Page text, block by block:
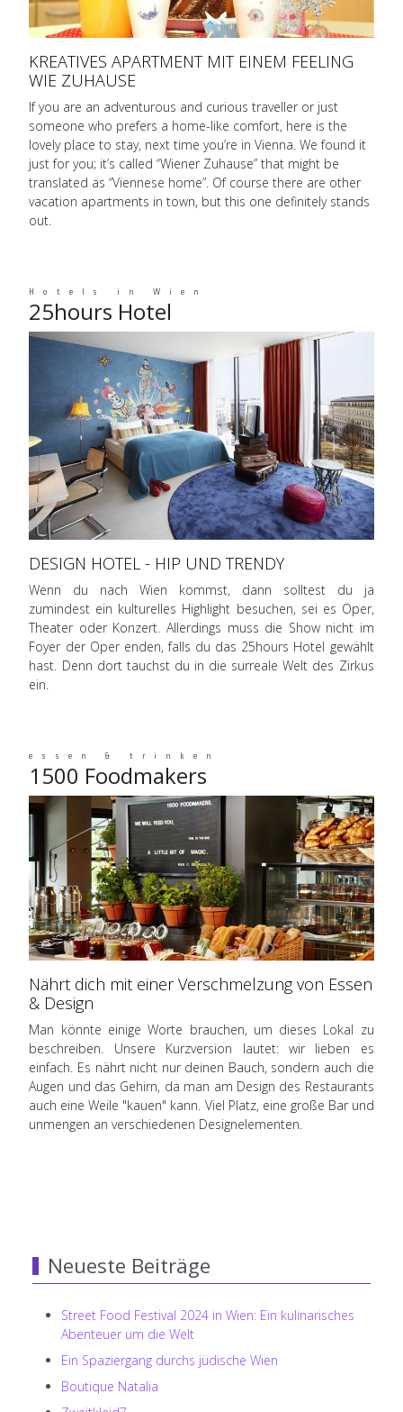
KREATIVES APARTMENT MIT EINEM FEELING
WIE ZUHAUSE
If you are an adventurous and curious traveller or just
someone who prefers a home-like comfort, here is the
lovely place to stay, next time you’re in Vienna. We found it
just for you; it’s called “Wiener Zuhause” that might be
translated as “Viennese home”. Of course there are other
vacation apartments in town, but this one definitely stands
out.
Hotels in Wien
25hours Hotel
DESIGN HOTEL - HIP UND TRENDY
Wenn du nach Wien kommst, dann solltest du ja
zumindest ein kulturelles Highlight besuchen, sei es Oper,
Theater oder Konzert. Allerdings muss die Show nicht im
Foyer der Oper enden, falls du das 25hours Hotel gewählt
hast. Denn dort tauchst du in die surreale Welt des Zirkus
ein.
essen & trinken
1500 Foodmakers
Nährt dich mit einer Verschmelzung von Essen
& Design
Man könnte einige Worte brauchen, um dieses Lokal zu
beschreiben. Unsere Kurzversion lautet: wir lieben es
einfach. Es nährt nicht nur deinen Bauch, sondern auch die
Augen und das Gehirn, da man am Design des Restaurants
auch eine Weile "kauen" kann. Viel Platz, eine große Bar und
unmengen an verschiedenen Designelementen.
Neueste Beiträge
Street Food Festival 2024 in Wien: Ein kulinarisches
Abenteuer um die Welt
Ein Spaziergang durchs jüdische Wien
Boutique Natalia